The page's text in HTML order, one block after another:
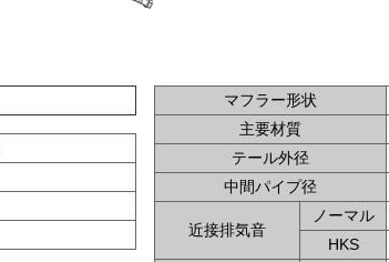
マフラー形状
主要材質
テール外径
中間パイプ径
近接排気音
ノーマル
HKS